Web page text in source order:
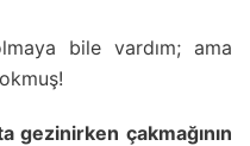
bile vardım; ama
gezinirken çakmağının